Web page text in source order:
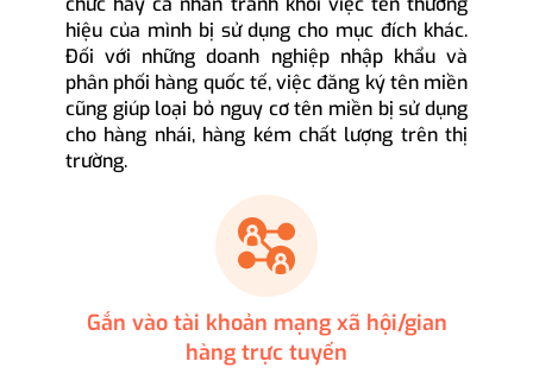
hiệu của mình bị sử dụng cho mục đích khác.
Đối với những doanh nghiệp nhập khẩu và
phân phối hàng quốc tế, việc đăng ký tên miền
cũng giúp loại bỏ nguy cơ tên miền bị sử dụng
cho hàng nhái, hàng kém chất lượng trên thị
trường.
Gắn vào tài khoản mạng xã hội/gian
hàng trực tuyến